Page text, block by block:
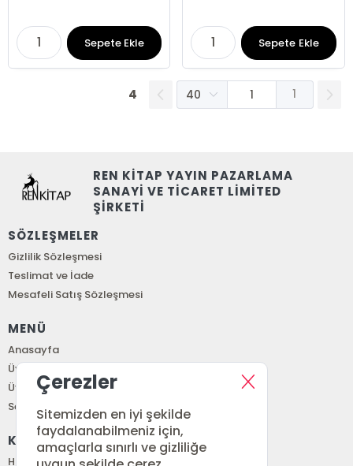
Sepete Ekle Sepete Ekle
4 1
REN KİTAP YAYIN PAZARLAMA
SANAYİ VE TİCARET LİMİTED
ŞİRKETİ
SÖZLEŞMELER
Gizlilik Sözleşmesi
Teslimat ve İade
Mesafeli Satış Sözleşmesi
MENÜ
Anasayfa
Üye Girişi
Üye Ol
Sepetim
KURUMSAL
Hakkımızda
Çerezler
Sitemizden en iyi şekilde
faydalanabilmeniz için,
amaçlarla sınırlı ve gizliliğe